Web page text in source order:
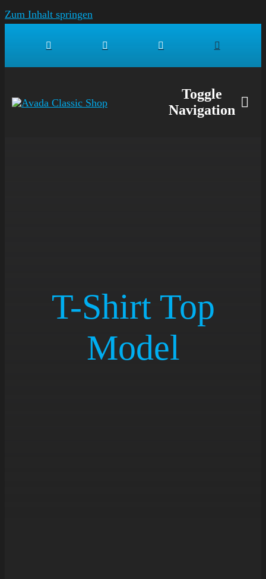
Zum Inhalt springen
Toggle
Navigation
T-Shirt Top
Model